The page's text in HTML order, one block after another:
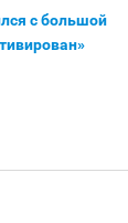
с большой